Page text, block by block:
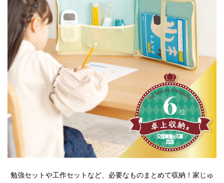
勉強セットや工作セットなど、必要なものまとめて収納！家じゅ